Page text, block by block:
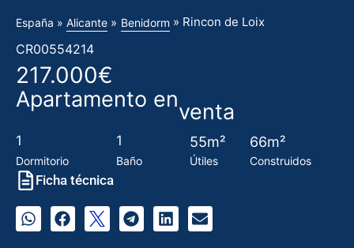
España » Alicante » Benidorm » Rincon de Loix
CR00554214
217.000€
Apartamento enventa
1
Dormitorio
1
Baño
55m²
Útiles
66m²
Construidos
Ficha técnica